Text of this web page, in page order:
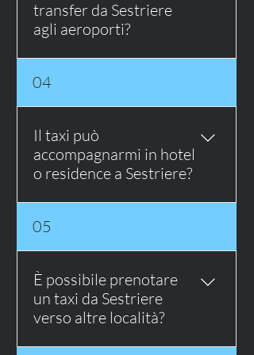
transfer da Sestriere
agli aeroporti?
Sì, sono disponibili transfer privati
da Sestriere verso Torino Caselle,
Milano Malpensa, Milano Linate,
Bergamo Orio al Serio e altri
aeroporti del Nord Italia.
04
Il taxi può
accompagnarmi in hotel
o residence a Sestriere?
Sì, il servizio è ideale per
raggiungere hotel, residence,
appartamenti e seconde case a
Sestriere, soprattutto se viaggi
con bagagli, sci, snowboard o
attrezzatura sportiva.
05
È possibile prenotare
un taxi da Sestriere
verso altre località?